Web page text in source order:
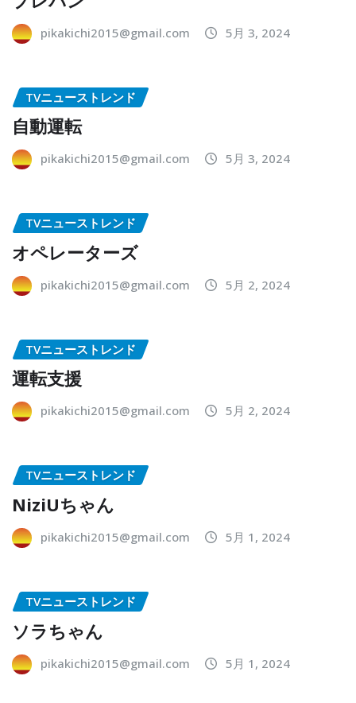
pikakichi2015@gmail.com 5月 3, 2024
TVニューストレンド
自動運転
pikakichi2015@gmail.com 5月 3, 2024
TVニューストレンド
オペレーターズ
pikakichi2015@gmail.com 5月 2, 2024
TVニューストレンド
運転支援
pikakichi2015@gmail.com 5月 2, 2024
TVニューストレンド
NiziUちゃん
pikakichi2015@gmail.com 5月 1, 2024
TVニューストレンド
ソラちゃん
pikakichi2015@gmail.com 5月 1, 2024